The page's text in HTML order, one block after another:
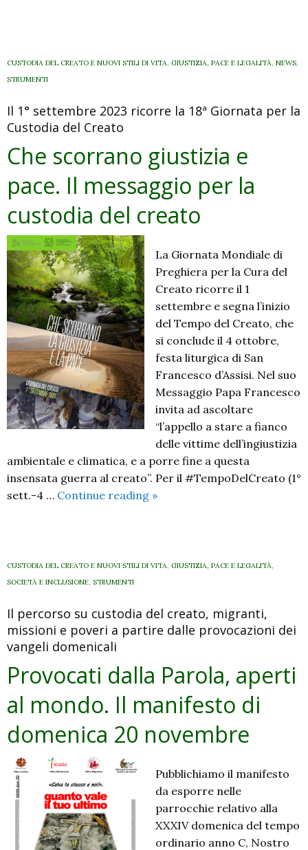
date
tempi
da
CUSTODIA DEL CREATO E NUOVI STILI DI VITA, GIUSTIZIA, PACE E LEGALITÀ, NEWS,
STRUMENTI
Il 1° settembre 2023 ricorre la 18ª Giornata per la
Custodia del Creato
Che scorrano giustizia e
pace. Il messaggio per la
custodia del creato
La Giornata Mondiale di
Preghiera per la Cura del
Creato ricorre il 1
settembre e segna l’inizio
del Tempo del Creato, che
si conclude il 4 ottobre,
festa liturgica di San
Francesco d’Assisi. Nel suo
Messaggio Papa Francesco
invita ad ascoltare
“l’appello a stare a fianco
delle vittime dell’ingiustizia
ambientale e climatica, e a porre fine a questa
insensata guerra al creato”. Per il #TempoDelCreato (1°
sett.-4 … Continue reading Che
pace.
per
la
del
creato
»
CUSTODIA DEL CREATO E NUOVI STILI DI VITA, GIUSTIZIA, PACE E LEGALITÀ,
SOCIETÀ E INCLUSIONE, STRUMENTI
Il percorso su custodia del creato, migranti,
missioni e poveri a partire dalle provocazioni dei
vangeli domenicali
Provocati dalla Parola, aperti
al mondo. Il manifesto di
domenica 20 novembre
Pubblichiamo il manifesto
da esporre nelle
parrocchie relativo alla
XXXIV domenica del tempo
ordinario anno C, Nostro